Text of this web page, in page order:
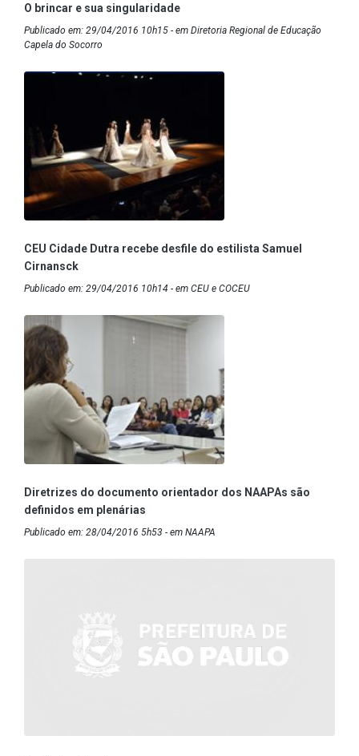
O brincar e sua singularidade
Publicado em: 29/04/2016 10h15 - em Diretoria Regional de Educação
Capela do Socorro
CEU Cidade Dutra recebe desfile do estilista Samuel
Cirnansck
Publicado em: 29/04/2016 10h14 - em CEU e COCEU
Diretrizes do documento orientador dos NAAPAs são
definidos em plenárias
Publicado em: 28/04/2016 5h53 - em NAAPA